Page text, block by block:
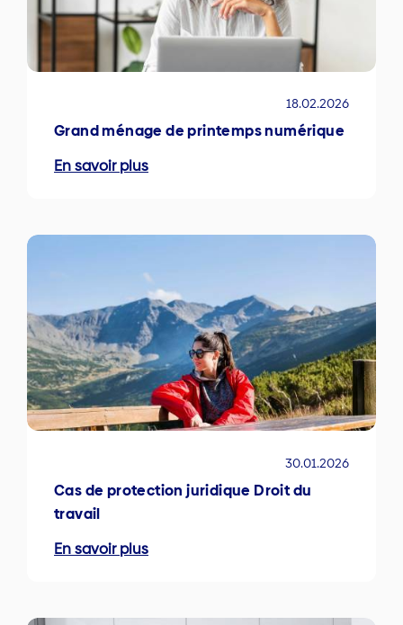
18.02.2026
Grand ménage de printemps numérique
En savoir plus
30.01.2026
Cas de protection juridique Droit du
travail
En savoir plus